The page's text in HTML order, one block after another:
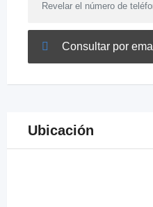
Revelar el número de
Consultar por
Ubicación